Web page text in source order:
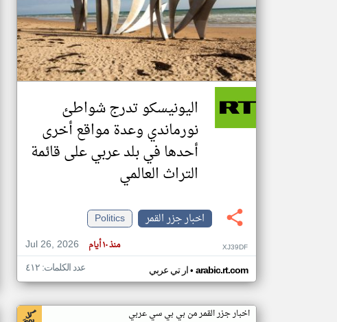
اليونيسكو تدرج شواطئ
نورماندي وعدة مواقع أخرى
أحدها في بلد عربي على قائمة
التراث العالمي
اخبار جزر القمر
Politics
Jul 26, 2026
منذ ١٠ أيام XJ39DF
ار تي عربي• arabic.rt.com عدد الكلمات: ٤١٢
اخبار جزر القمر من بي بي سي عربي